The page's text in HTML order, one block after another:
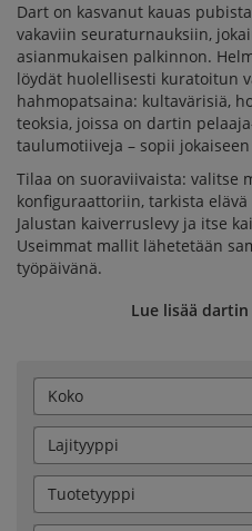
Dart on kasvanut kauas
vakaviin seuraturnauksiin,
asianmukaisen palkinnon.
löydät huolellisesti kuratoitun
hahmopatsaina: kultavärisiä,
teoksia, joissa on dartin
taulumotiiveja – sopii
Tilaa on suoraviivaista: valitse
konfiguraattoriin, tarkista
Jalustan kaiverruslevy ja itse
Useimmat mallit lähetetään
työpäivänä.
Lue lisää
Koko
Lajityyppi
Tuotetyyppi